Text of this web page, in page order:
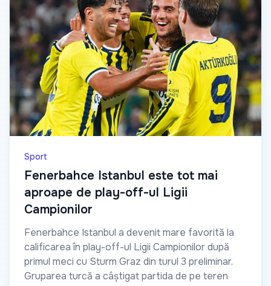
Sport
Fenerbahce Istanbul este tot mai
aproape de play-off-ul Ligii
Campionilor
Fenerbahce Istanbul a devenit mare favorită la
calificarea în play-off-ul Ligii Campionilor după
primul meci cu Sturm Graz din turul 3 preliminar.
Gruparea turcă a câștigat partida de pe teren